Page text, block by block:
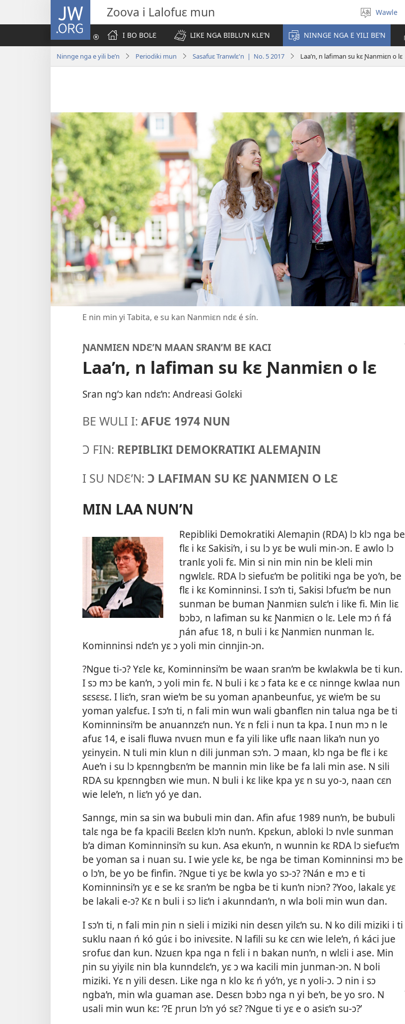
JW.ORG Zoova i Lalofuɛ mun
Kle
aniɛn'n
Wawle
I BO BOLƐ
LIKE NGA BIBLU’N KLE’N NINNGE NGA E YILI BE’N
Ninnge nga e yili be’n Periodiki mun Sasafuɛ Tranwlɛ'n | No. 5 2017 Laa’n, n lafiman su kɛ Ɲanmiɛn o lɛ
E nin min yi Tabita, e su kan Nanmiɛn ndɛ é sín.
ƝANMIƐN NDƐ’N MAAN SRAN’M BE KACI
Laa’n, n lafiman su kɛ Ɲanmiɛn o lɛ
Sran ng’ɔ kan ndɛ’n: Andreasi Golɛki
BE WULI I: AFUƐ 1974 NUN
Ɔ FIN: REPIBLIKI DEMOKRATIKI ALEMAƝIN
I SU NDƐ’N: Ɔ LAFIMAN SU KƐ ƝANMIƐN O LƐ
MIN LAA NUN’N
Repibliki Demokratiki Alemaɲin (RDA) lɔ klɔ nga be
flɛ i kɛ Sakisi’n, i su lɔ yɛ be wuli min-ɔn. E awlo lɔ
tranlɛ yoli fɛ. Min si nin min nin be kleli min
ngwlɛlɛ. RDA lɔ siefuɛ’m be politiki nga be yo’n, be
flɛ i kɛ Kominninsi. I sɔ’n ti, Sakisi lɔfuɛ’m be nun
sunman be buman Ɲanmiɛn sulɛ’n i like fi. Min liɛ
bɔbɔ, n lafiman su kɛ Ɲanmiɛn o lɛ. Lele mɔ ń fá
ɲán afuɛ 18, n buli i kɛ Ɲanmiɛn nunman lɛ.
Kominninsi ndɛ’n yɛ ɔ yoli min cinnjin-ɔn.
?Ngue ti-ɔ? Yɛle kɛ, Kominninsi’m be waan sran’m be kwlakwla be ti kun.
I sɔ mɔ be kan’n, ɔ yoli min fɛ. N buli i kɛ ɔ fata kɛ e cɛ ninnge kwlaa nun
sɛsɛsɛ. I liɛ’n, sran wie’m be su yoman aɲanbeunfuɛ, yɛ wie’m be su
yoman yalɛfuɛ. I sɔ’n ti, n fali min wun wali gbanflɛn nin talua nga be ti
Kominninsi’m be anuannzɛ’n nun. Yɛ n fɛli i nun ta kpa. I nun mɔ n le
afuɛ 14, e isali fluwa nvuɛn mun e fa yili like uflɛ naan lika’n nun yo
yɛinyɛin. N tuli min klun n dili junman sɔ’n. Ɔ maan, klɔ nga be flɛ i kɛ
Aue’n i su lɔ kpɛnngbɛn’m be mannin min like be fa lali min ase. N sili
RDA su kpɛnngbɛn wie mun. N buli i kɛ like kpa yɛ n su yo-ɔ, naan cɛn
wie lele’n, n liɛ’n yó ye dan.
Sanngɛ, min sa sin wa bubuli min dan. Afin afuɛ 1989 nun’n, be bubuli
talɛ nga be fa kpacili Bɛɛlɛn klɔ’n nun’n. Kpɛkun, abloki lɔ nvle sunman
b’a diman Kominninsi’n su kun. Asa ekun’n, n wunnin kɛ RDA lɔ siefuɛ’m
be yoman sa i nuan su. I wie yɛle kɛ, be nga be timan Kominninsi mɔ be
o lɔ’n, be yo be finfin. ?Ngue ti yɛ be kwla yo sɔ-ɔ? ?Nán e mɔ e ti
Kominninsi’n yɛ e se kɛ sran’m be ngba be ti kun’n niɔn? ?Yoo, lakalɛ yɛ
be lakali e-ɔ? Kɛ n buli i sɔ liɛ’n i akunndan’n, n wla boli min wun dan.
I sɔ’n ti, n fali min ɲin n sieli i miziki nin desɛn yilɛ’n su. N ko dili miziki i ti
suklu naan ń kó gúɛ i bo inivɛsite. N lafili su kɛ cɛn wie lele’n, ń káci jue
srofuɛ dan kun. Nzuɛn kpa nga n fɛli i n bakan nun’n, n wlɛli i ase. Min
ɲin su yiyilɛ nin bla kunndɛlɛ’n, yɛ ɔ wa kacili min junman-ɔn. N boli
miziki. Yɛ n yili desɛn. Like nga n klo kɛ ń yó’n, yɛ n yoli-ɔ. Ɔ nin i sɔ
ngba’n, min wla guaman ase. Desɛn bɔbɔ nga n yi be’n, be yo sro. N
usali min wun kɛ: ‘?E ɲrun lɔ’n yó sɛ? ?Ngue ti yɛ e o asiɛ’n su-ɔ?’